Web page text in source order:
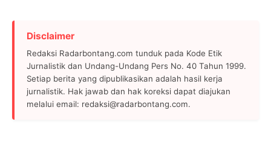
Disclaimer
Redaksi Radarbontang.com tunduk pada Kode Etik
Jurnalistik dan Undang-Undang Pers No. 40 Tahun 1999.
Setiap berita yang dipublikasikan adalah hasil kerja
jurnalistik. Hak jawab dan hak koreksi dapat diajukan
melalui email: redaksi@radarbontang.com.